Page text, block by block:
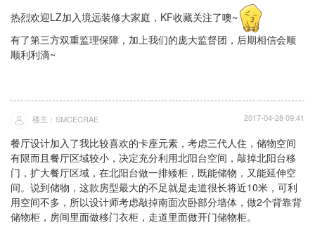
热烈欢迎LZ加入境远装修大家庭，KF收藏关注了噢~
有了第三方双重监理保障，加上我们的庞大监督团，后期相信会顺
顺利利滴~
楼主：SMCECRAE 2017-04-28 09:41
餐厅设计加入了我比较喜欢的卡座元素，考虑三代人住，储物空间
有限而且餐厅区域较小，决定充分利用北阳台空间，敲掉北阳台移
门，扩大餐厅区域，在北阳台做一排矮柜，既能储物，又能延伸空
间。说到储物，这款房型最大的不足就是走道很长将近10米，可利
用空间不多，所以设计师考虑敲掉南面次卧部分墙体，做2个背靠背
储物柜，房间里面做移门衣柜，走道里面做开门储物柜。